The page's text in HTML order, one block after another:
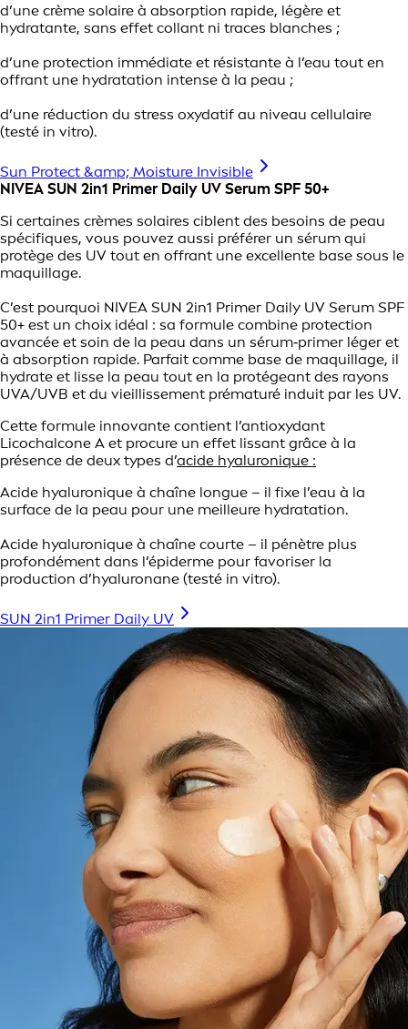
d’une crème solaire à absorption rapide, légère et
hydratante, sans effet collant ni traces blanches ;
d’une protection immédiate et résistante à l’eau tout en
offrant une hydratation intense à la peau ;
d’une réduction du stress oxydatif au niveau cellulaire
(testé in vitro).
Sun Protect &amp; Moisture Invisible
NIVEA SUN 2in1 Primer Daily UV Serum SPF 50+
Si certaines crèmes solaires ciblent des besoins de peau
spécifiques, vous pouvez aussi préférer un sérum qui
protège des UV tout en offrant une excellente base sous le
maquillage.
C’est pourquoi NIVEA SUN 2in1 Primer Daily UV Serum SPF
50+ est un choix idéal : sa formule combine protection
avancée et soin de la peau dans un sérum‑primer léger et
à absorption rapide. Parfait comme base de maquillage, il
hydrate et lisse la peau tout en la protégeant des rayons
UVA/UVB et du vieillissement prématuré induit par les UV.
Cette formule innovante contient l’antioxydant
Licochalcone A et procure un effet lissant grâce à la
présence de deux types d’acide hyaluronique :
Acide hyaluronique à chaîne longue – il fixe l’eau à la
surface de la peau pour une meilleure hydratation.
Acide hyaluronique à chaîne courte – il pénètre plus
profondément dans l’épiderme pour favoriser la
production d’hyaluronane (testé in vitro).
SUN 2in1 Primer Daily UV